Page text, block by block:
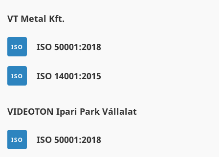
VT Metal Kft.
ISO 50001:2018
ISO 14001:2015
VIDEOTON Ipari Park Vállalat
ISO 50001:2018